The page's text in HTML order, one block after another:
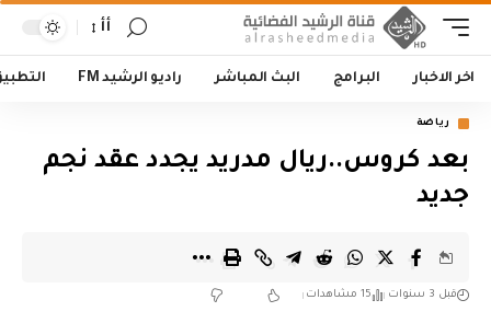
أأ
اخر الاخبار البرامج البث المباشر راديو الرشيد FM
رياضة
بعد كروس..ريال مدريد يجدد عقد نجم
جديد
قبل 3 سنوات 15 مشاهدات